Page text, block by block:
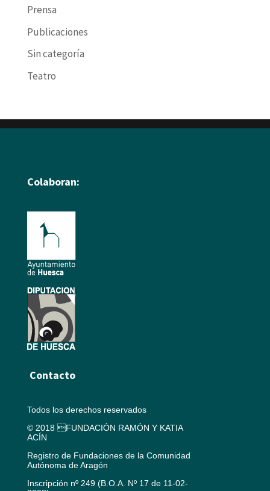
Prensa
Publicaciones
Sin categoría
Teatro
Colaboran:
Contacto
Todos los derechos reservados
© 2018 FUNDACIÓN RAMÓN Y KATIA
ACÍN
Registro de Fundaciones de la Comunidad
Autónoma de Aragón
Inscripción nº 249 (B.O.A. Nº 17 de 11-02-